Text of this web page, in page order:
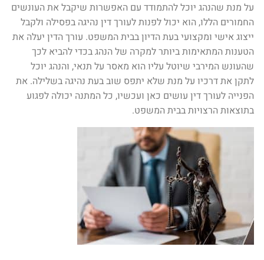
על מנת שהנהג יוכל להתמודד עם האפשרות שיקבל את העונשים
החמורים הללו, הוא יכול לפנות לעורך דין נהיגה בפסילה ולקבל
ייצוג אישי ומקצועי בעת הדיון בבית המשפט. עורך הדין יעלה את
הטענות המתאימות ביותר למקרה של הנהג בכדי להביא לכך
שהעונש המירבי שיוטל עליו הוא מאסר על תנאי, והנהג יוכל
לתקן את דרכיו על מנת שלא יתפס שוב בעת נהיגה בשלילה. את
הפנייה לעורך דין עושים כאן ועכשיו, כל המתנה יכולה לפגוע
בתוצאות הרצויות בבית המשפט.